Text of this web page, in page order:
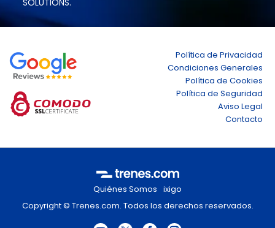
Política de Privacidad
Condiciones Generales
Política de Cookies
Política de Seguridad
Aviso Legal
Contacto
Quiénes Somos ixigo
Copyright © Trenes.com. Todos los derechos reservados.